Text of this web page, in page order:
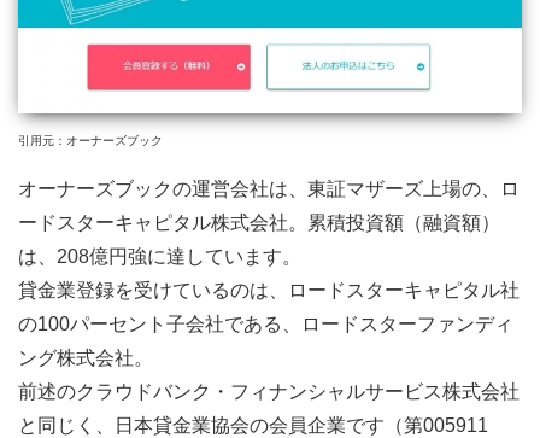
引用元：オーナーズブック
オーナーズブックの運営会社は、東証マザーズ上場の、ロ
ードスターキャピタル株式会社。累積投資額（融資額）
は、208億円強に達しています。
貸金業登録を受けているのは、ロードスターキャピタル社
の100パーセント子会社である、ロードスターファンディ
ング株式会社。
前述のクラウドバンク・フィナンシャルサービス株式会社
と同じく、日本貸金業協会の会員企業です（第005911